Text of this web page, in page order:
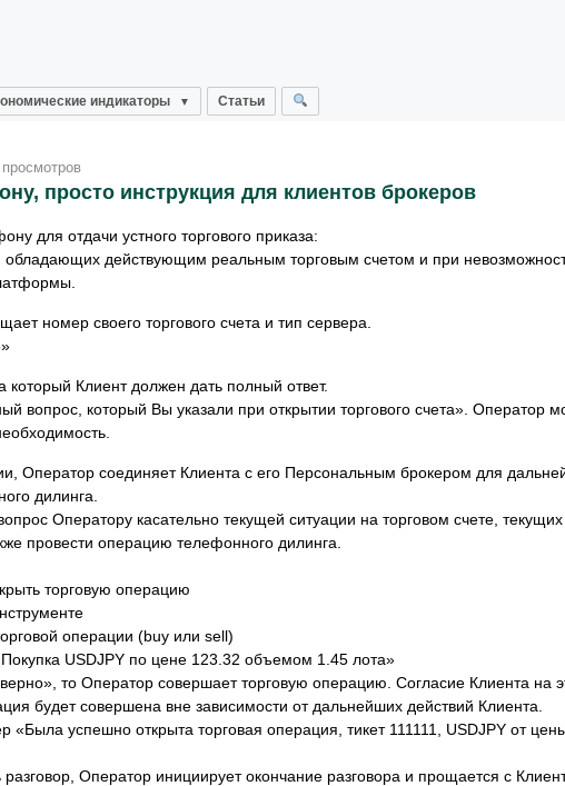
индикаторы Статьи
просто инструкция для клиентов брокеров
для отдачи устного торгового приказа:
действующим реальным торговым счетом и при
номер своего торгового счета и тип сервера.
который Клиент должен дать полный ответ.
вопрос, который Вы указали при открытии торгового счета». Оператор
Оператор соединяет Клиента с его Персональным брокером для
дилинга.
Оператору касательно текущей ситуации на торговом счете, текущих
провести операцию телефонного дилинга.
торговую операцию
операции (buy или sell)
USDJPY по цене 123.32 объемом 1.45 лота»
то Оператор совершает торговую операцию. Согласие Клиента на
будет совершена вне зависимости от дальнейших действий Клиента.
успешно открыта торговая операция, тикет 111111, USDJPY от
Оператор инициирует окончание разговора и прощается с